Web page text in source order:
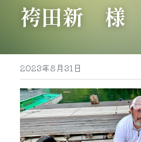
牡蠣販売
グッズ販売
駐車場
お問い合わせ
袴田新　様
2023年8月31日